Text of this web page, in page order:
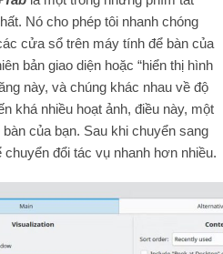
Nó cho phép tôi nhanh chóng
cửa sổ trên máy tính để bàn của
bản giao diện hoặc “hiển thị hình
này, và chúng khác nhau về độ
khá nhiều hoạt ảnh, điều này, một
của bạn. Sau khi chuyển sang
đổi tác vụ nhanh hơn nhiều.